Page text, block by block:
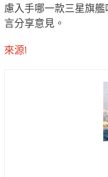
慮入手哪一款三星旗
言分享意見。
來源1